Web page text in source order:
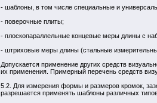
- шаблоны, в том числе специальные и
- поверочные плиты;
- плоскопараллельные концевые меры длины с
- штриховые меры длины (стальные
Допускается применение других средств
их применения. Примерный перечень средств
5.2. Для измерения формы и размеров кромок,
разрешается применять шаблоны различных